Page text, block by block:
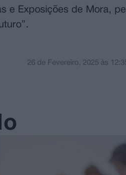
e Exposições de Mora,
26 de Fevereiro, 2025 às